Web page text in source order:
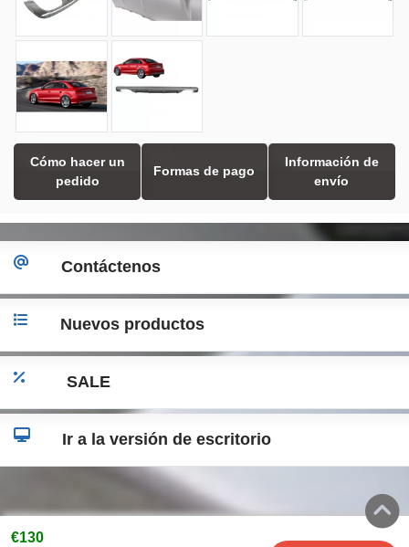
Cómo hacer un
pedido
Formas de pago
Información de
envío
€130
Contáctenos
Nuevos productos
SALE
Ir a la versión de escritorio